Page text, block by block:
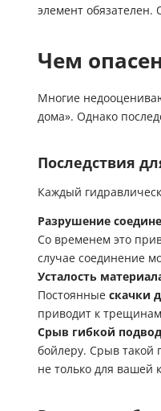
элемент
Чем
Многие
дома». Однако
Последствия
Каждый
Разрушение
Со временем это
случае соединение
Усталость
Постоянные скачки
приводит к
Срыв гибкой
бойлеру. Срыв такой
не только для вашей